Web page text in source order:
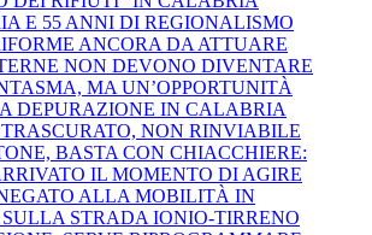
E 55 ANNI DI REGIONALISMO
ANCORA DA ATTUARE
NON DEVONO DIVENTARE
MA UN’OPPORTUNITÀ
DEPURAZIONE IN CALABRIA
NON RINVIABILE
BASTA CON CHIACCHIERE:
IL MOMENTO DI AGIRE
ALLA MOBILITÀ IN
STRADA IONIO-TIRRENO